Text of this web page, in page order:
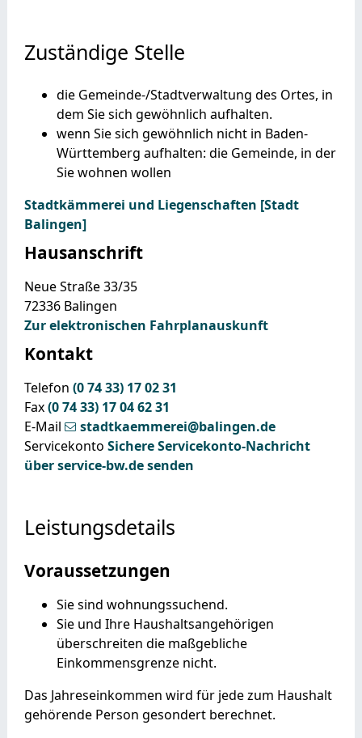
Zuständige Stelle
die Gemeinde-/Stadtverwaltung des Ortes, in
dem Sie sich gewöhnlich aufhalten.
wenn Sie sich gewöhnlich nicht in Baden-
Württemberg aufhalten: die Gemeinde, in der
Sie wohnen wollen
Stadtkämmerei und Liegenschaften [Stadt
Balingen]
Hausanschrift
Neue Straße 33/35
72336 Balingen
Zur elektronischen Fahrplanauskunft
Kontakt
Telefon (07433) 170231
Fax(07433) 17046231
E-Mail
stadtkaemmerei@balingen.de
Servicekonto Sichere Servicekonto-Nachricht
über service-bw.de senden
Leistungsdetails
Voraussetzungen
Sie sind wohnungssuchend.
Sie und Ihre Haushaltsangehörigen
überschreiten die maßgebliche
Einkommensgrenze nicht.
Das Jahreseinkommen wird für jede zum Haushalt
gehörende Person gesondert berechnet.